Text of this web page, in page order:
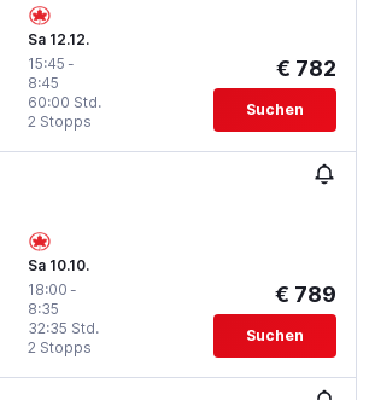
Sa 12.12.
15:45 -
8:45
2 Stopps
60:00 Std.
€ 782
Suchen
Sa 10.10.
18:00 -
8:35
2 Stopps
32:35 Std.
€ 789
Suchen